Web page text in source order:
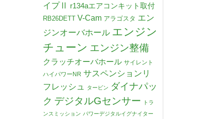
イプⅡ
r134aエアコンキット取付
RB26DETT V-Cam アラゴスタ エン
ジンオーバホール エンジン
チューン エンジン整備
クラッチオーバホール サイレント
ハイパワーNR サスペンションリ
フレッシュ
タービン ダイナパッ
ク デジタルGセンサー
トラ
ンスミッション パワーデジタルイグナイター